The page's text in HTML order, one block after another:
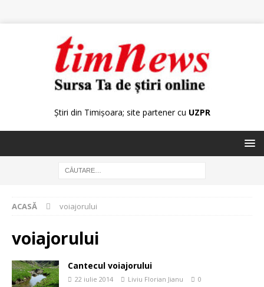
Știri din Timișoara; site partener cu UZPR
ACASĂ voiajorului
voiajorului
Cantecul voiajorului
22 iulie 2014 Liviu Florian Jianu 0